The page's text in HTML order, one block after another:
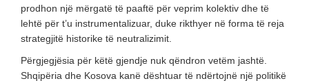
prodhon një mërgatë të paaftë për veprim kolektiv dhe të
lehtë për t’u instrumentalizuar, duke rikthyer në forma të reja
strategjitë historike të neutralizimit.
Përgjegjësia për këtë gjendje nuk qëndron vetëm jashtë.
Shqipëria dhe Kosova kanë dështuar të ndërtojnë një politikë